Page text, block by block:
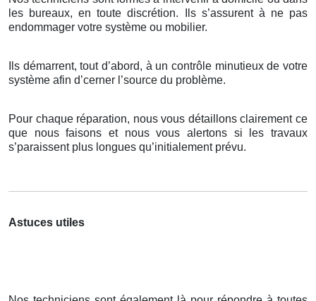
les bureaux, en toute discrétion. Ils s’assurent à ne pas
endommager votre système ou mobilier.
Ils démarrent, tout d’abord, à un contrôle minutieux de votre
système afin d’cerner l’source du problème.
Pour chaque réparation, nous vous détaillons clairement ce
que nous faisons et nous vous alertons si les travaux
s’paraissent plus longues qu’initialement prévu.
Astuces utiles